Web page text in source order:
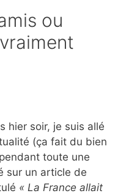
ou
hier soir, je suis allé
(ça fait du bien
toute une
sur un article de
« La France allait